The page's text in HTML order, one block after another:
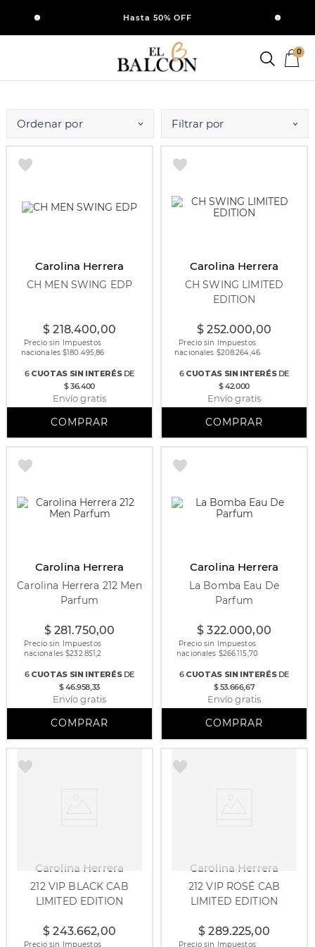
Hasta 50% OFF
0
Ordenar por
Carolina Herrera
CH MEN SWING EDP
$ 218.400,00
Precio sin Impuestos
nacionales $180.495,86
6CUOTAS SIN INTERÉSDE
$ 36.400
Envío gratis
100 ml
Carolina Herrera
CH SWING LIMITED
EDITION
$ 252.000,00
Precio sin Impuestos
nacionales $208.264,46
6CUOTAS SIN INTERÉSDE
$ 42.000
Envío gratis
100 ml
Carolina Herrera
Carolina Herrera 212 Men
Parfum
$ 281.750,00
Precio sin Impuestos
nacionales $232.851,2
6CUOTAS SIN INTERÉSDE
$ 46.958,33
Envío gratis
50 ml
Carolina Herrera
La Bomba Eau De
Parfum
$ 322.000,00
Precio sin Impuestos
nacionales $266.115,70
6CUOTAS SIN INTERÉSDE
$ 53.666,67
Envío gratis
100 ml
Carolina Herrera
212 VIP BLACK CAB
LIMITED EDITION
$ 243.662,00
Precio sin Impuestos
80 ml
Carolina Herrera
212 VIP ROSÉ CAB
LIMITED EDITION
$ 289.225,00
Precio sin Impuestos